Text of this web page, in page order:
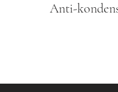
Anti-